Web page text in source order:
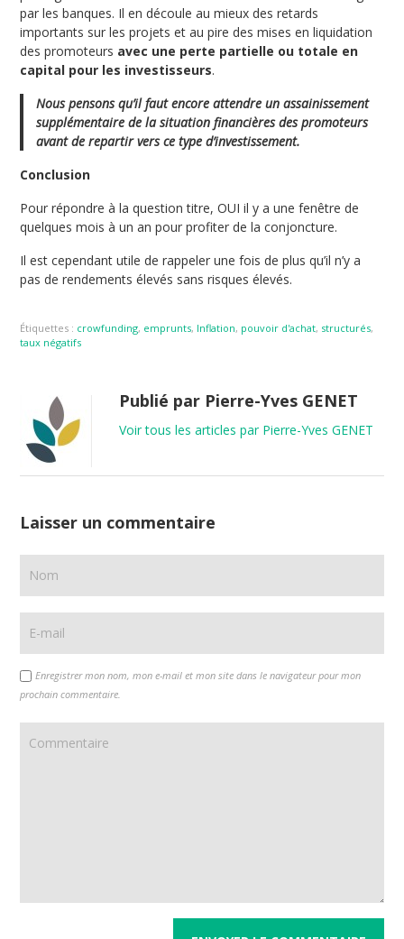
par les banques. Il en découle au mieux des retards
importants sur les projets et au pire des mises en liquidation
des promoteurs avec une perte partielle ou totale en
capital pour les investisseurs.
Nous pensons qu’il faut encore attendre un assainissement
supplémentaire de la situation financières des promoteurs
avant de repartir vers ce type d’investissement.
Conclusion
Pour répondre à la question titre, OUI il y a une fenêtre de
quelques mois à un an pour profiter de la conjoncture.
Il est cependant utile de rappeler une fois de plus qu’il n’y a
pas de rendements élevés sans risques élevés.
Étiquettes : crowfunding, emprunts, Inflation, pouvoir d'achat, structurés,
taux négatifs
Publié par Pierre-Yves GENET
Voir tous les articles par Pierre-Yves GENET
Laisser un commentaire
Enregistrer mon nom, mon e-mail et mon site dans le navigateur pour mon
prochain commentaire.